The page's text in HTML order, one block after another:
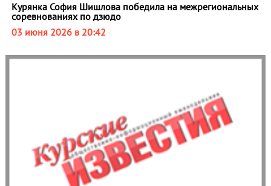
Курянка София Шишлова победила на межрегиональных
соревнованиях по дзюдо
03 июня 2026 в 20:42